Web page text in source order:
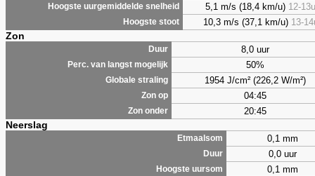
Hoogste uurgemiddelde snelheid 5,1 m/s (18,4 km/u) 12-13u
Hoogste stoot 10,3 m/s (37,1 km/u) 13-
Zon
Duur 8,0 uur
Perc. van langst mogelijk 50%
Globale straling 1954 J/cm² (226,2 W/m²)
Zon op 04:45
Zon onder 20:45
Neerslag
Etmaalsom 0,1 mm
Duur 0,0 uur
Hoogste uursom 0,1 mm